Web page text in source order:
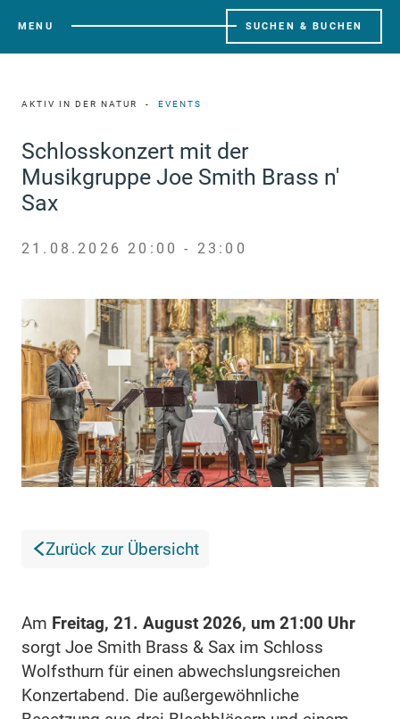
MENU SUCHEN & BUCHEN
AKTIV IN DER NATUR EVENTS
Schlosskonzert mit der
Musikgruppe Joe Smith Brass n'
Sax
21.08.2026 20:00 - 23:00
Zurück zur Übersicht
Am Freitag, 21. August 2026, um 21:00 Uhr
sorgt Joe Smith Brass & Sax im Schloss
Wolfsthurn für einen abwechslungsreichen
Konzertabend. Die außergewöhnliche